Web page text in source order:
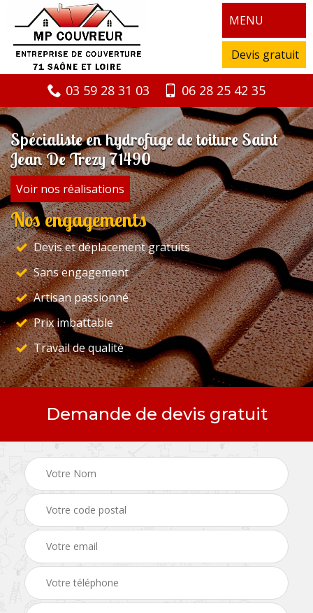
MENU
Devis gratuit
03 59 28 31 03 06 28 25 42 35
Spécialiste en hydrofuge de toiture Saint
Jean De Trezy 71490
Voir nos réalisations
Nos engagements
Devis et déplacement gratuits
Sans engagement
Artisan passionné
Prix imbattable
Travail de qualité
Demande de devis gratuit